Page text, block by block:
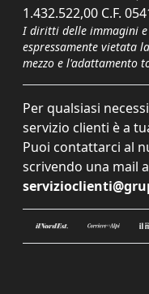
1.432.522,00 C.F.
I diritti delle immagini
espressamente vietata
mezzo e l'adattamento
Per qualsiasi
servizio clienti è a
Puoi contattarci al
scrivendo una mail a